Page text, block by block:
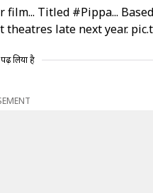
film... Titled #Pippa...
theatres late next year.
पढ़ लिया है